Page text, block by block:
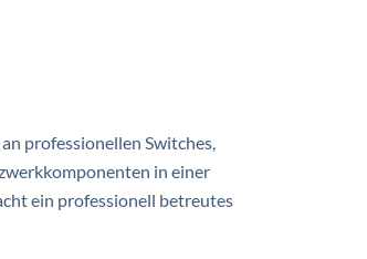
professionellen Switches,
in einer
ein professionell betreutes